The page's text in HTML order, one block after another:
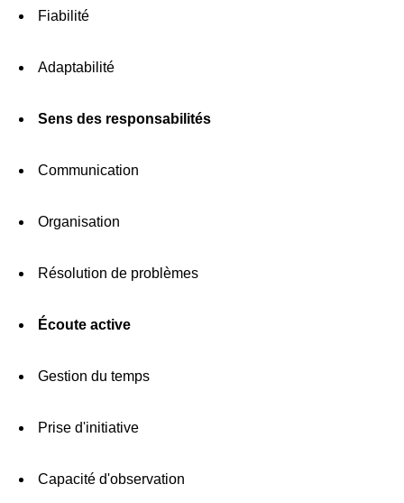
Fiabilité
Adaptabilité
Sens des responsabilités
Communication
Organisation
Résolution de problèmes
Écoute active
Gestion du temps
Prise d'initiative
Capacité d'observation